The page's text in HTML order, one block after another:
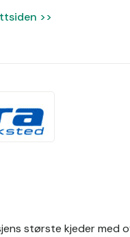
>>
største kjeder med